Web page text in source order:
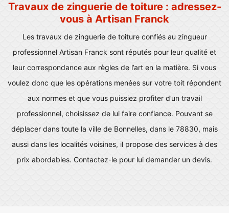
Travaux de zinguerie de toiture : adressez-
vous à Artisan Franck
Les travaux de zinguerie de toiture confiés au zingueur
professionnel Artisan Franck sont réputés pour leur qualité et
leur correspondance aux règles de l’art en la matière. Si vous
voulez donc que les opérations menées sur votre toit répondent
aux normes et que vous puissiez profiter d’un travail
professionnel, choisissez de lui faire confiance. Pouvant se
déplacer dans toute la ville de Bonnelles, dans le 78830, mais
aussi dans les localités voisines, il propose des services à des
prix abordables. Contactez-le pour lui demander un devis.